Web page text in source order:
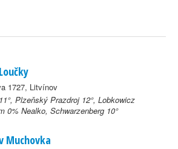
1727, Litvínov
Plzeňský Prazdroj 12°, Lobkowicz
0% Nealko, Schwarzenberg 10°
Muchovka